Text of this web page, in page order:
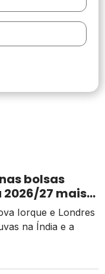
bolsas
27 mais
Iorque e Londres
na Índia e a